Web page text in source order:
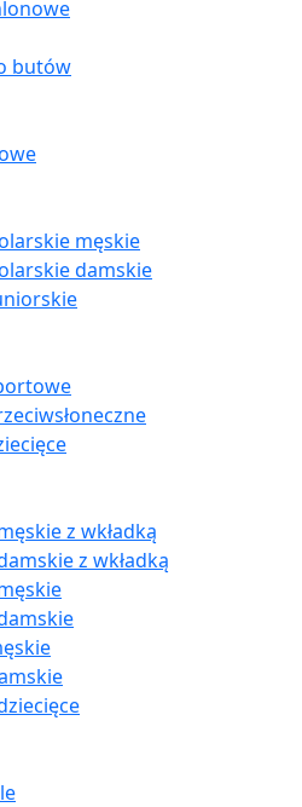
butów
męskie
damskie
z wkładką
z wkładką